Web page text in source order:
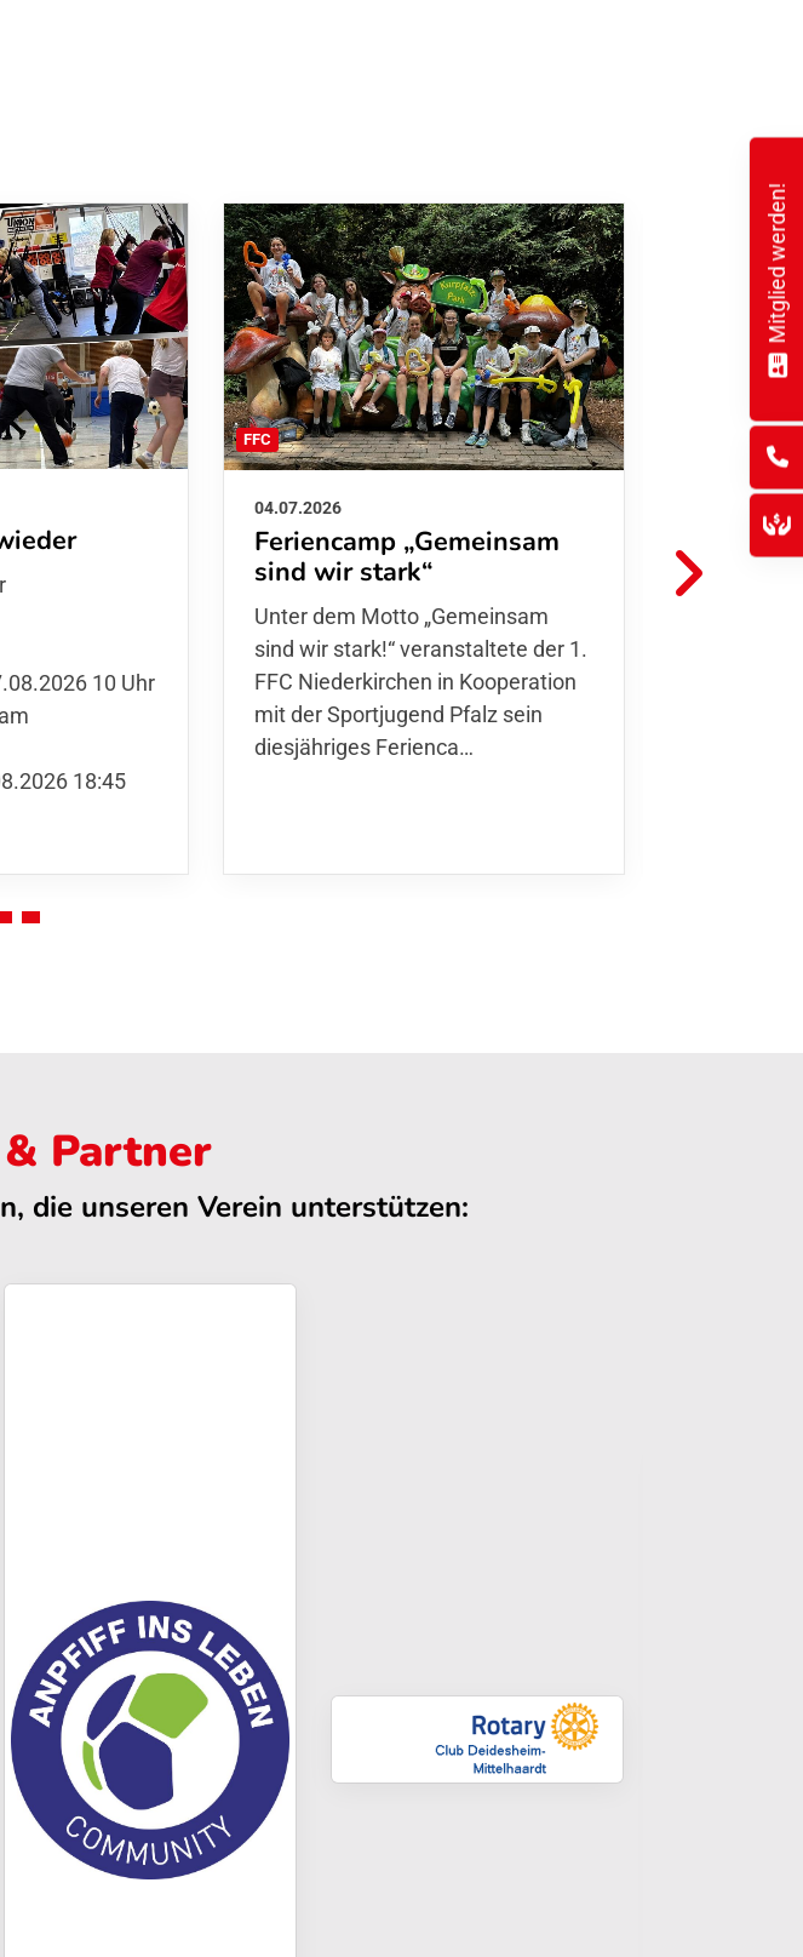
10 Uhr
18:45
FFC
04.07.2026
Feriencamp „Gemeinsam
sind wir stark“
Unter dem Motto „Gemeinsam sind
wir stark!“ veranstaltete der 1. FFC
Niederkirchen in Kooperation mit
der Sportjugend Pfalz sein
diesjähriges Ferienca…
26.06.2026
Partner
die unseren Verein unterstützen:
Mitglied werden!